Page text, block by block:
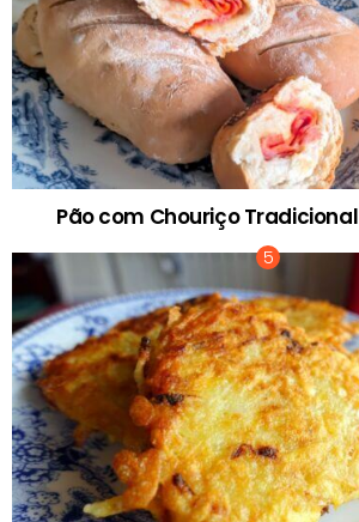
Pão com Chouriço